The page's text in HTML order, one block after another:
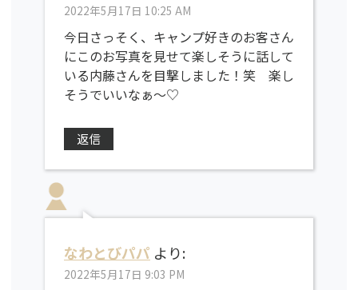
2022年5月17日 10:25 AM
今日さっそく、キャンプ好きのお客さん
にこのお写真を見せて楽しそうに話して
いる内藤さんを目撃しました！笑 楽し
そうでいいなぁ～♡
返信
なわとびパパ より:
2022年5月17日 9:03 PM